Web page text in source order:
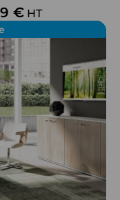
€HT